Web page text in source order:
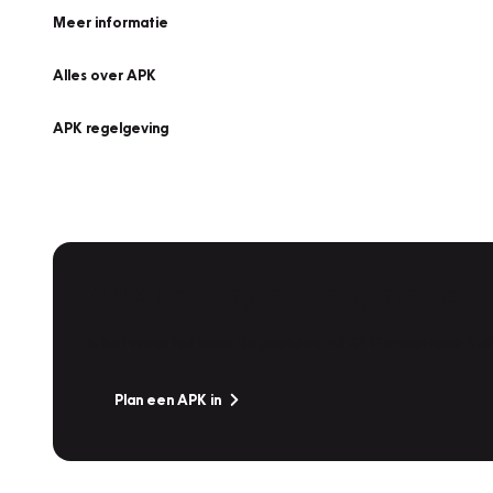
Meer informatie
Alles over APK
APK regelgeving
Plan een APK in